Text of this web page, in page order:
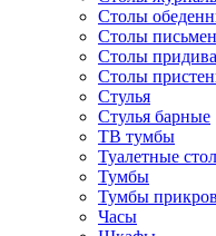
Столы
Столы
Столы
Столы
Стулья
Стулья барные
ТВ тумбы
Туалетные
Тумбы
Тумбы
Часы